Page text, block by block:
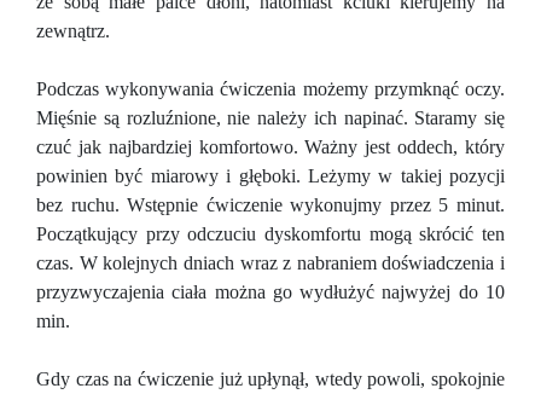
zewnątrz.
Podczas wykonywania ćwiczenia możemy przymknąć oczy.
Mięśnie są rozluźnione, nie należy ich napinać. Staramy się
czuć jak najbardziej komfortowo. Ważny jest oddech, który
powinien być miarowy i głęboki. Leżymy w takiej pozycji
bez ruchu. Wstępnie ćwiczenie wykonujmy przez 5 minut.
Początkujący przy odczuciu dyskomfortu mogą skrócić ten
czas. W kolejnych dniach wraz z nabraniem doświadczenia i
przyzwyczajenia ciała można go wydłużyć najwyżej do 10
min.
Gdy czas na ćwiczenie już upłynął, wtedy powoli, spokojnie